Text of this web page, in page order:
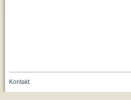
Kontakt